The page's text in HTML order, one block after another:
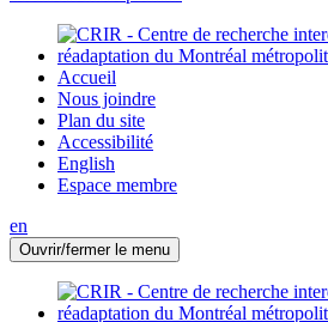
Accueil
Nous joindre
Plan du site
Accessibilité
English
Espace membre
en
Ouvrir/fermer le menu